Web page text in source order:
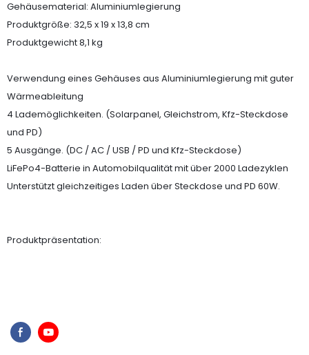
Gehäusematerial: Aluminiumlegierung
Produktgröße: 32,5 x 19 x 13,8 cm
Produktgewicht 8,1 kg
Verwendung eines Gehäuses aus Aluminiumlegierung mit guter
Wärmeableitung
4 Lademöglichkeiten. (Solarpanel, Gleichstrom, Kfz-Steckdose
und PD)
5 Ausgänge. (DC / AC / USB / PD und Kfz-Steckdose)
LiFePo4-Batterie in Automobilqualität mit über 2000 Ladezyklen
Unterstützt gleichzeitiges Laden über Steckdose und PD 60W.
Produktpräsentation: